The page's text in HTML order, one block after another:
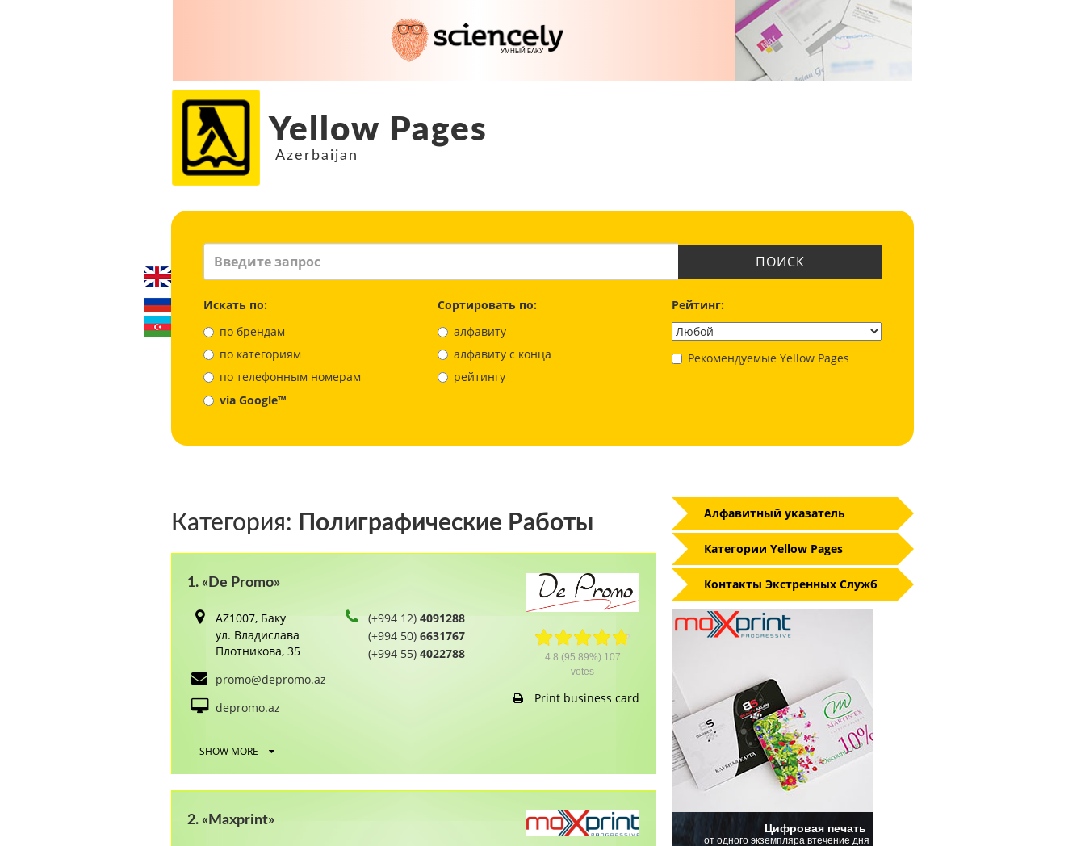
Yellow Pages
Azerbaijan
ПОИСК
Искать по:
по брендам
по категориям
по телефонным номерам
via Google™
Сортировать по:
алфавиту
aлфавиту с конца
рейтингу
Рейтинг:
Рекомендуемые Yellow Pages
Категория: Полиграфические Работы
1. «De Promo»
AZ1007, Баку
ул. Владислава
Плотникова, 35
(+994 12)4091288
(+994 50)6631767
(+994 55)4022788
promo@depromo.az
depromo.az
SHOW MORE
4.8 (95.89%) 107
votes
Print business card
2. «Maxprint»
Алфавитный указатель
Категории Yellow Pages
Контакты Экстренных Служб